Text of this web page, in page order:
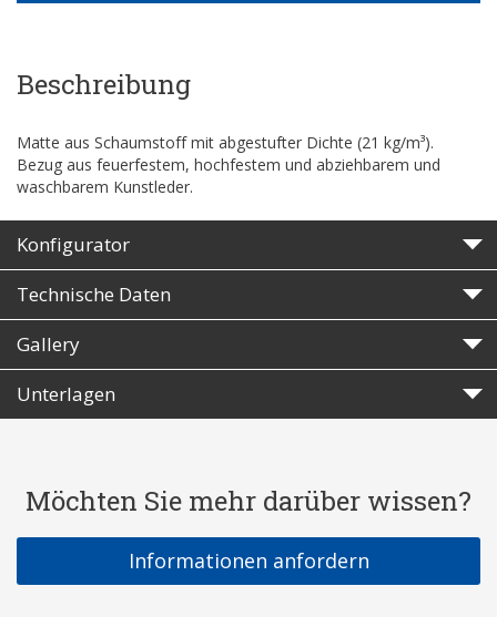
Beschreibung
Matte aus Schaumstoff mit abgestufter Dichte (21 kg/m³).
Bezug aus feuerfestem, hochfestem und abziehbarem und
waschbarem Kunstleder.
Konfigurator
Technische Daten
Gallery
Unterlagen
Möchten Sie mehr darüber wissen?
Informationen anfordern